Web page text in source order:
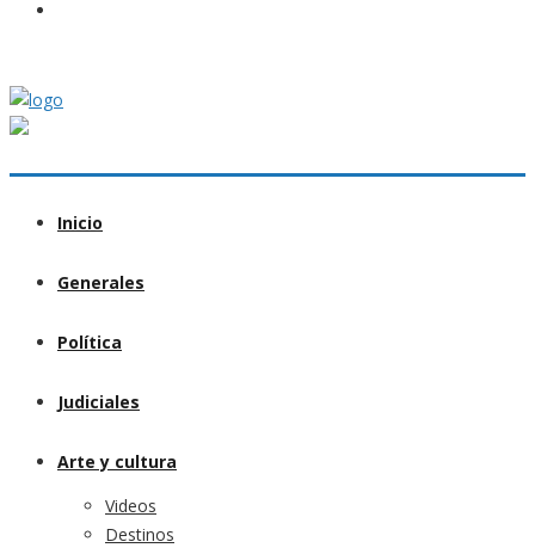
Inicio
Generales
Política
Judiciales
Arte y cultura
Videos
Destinos